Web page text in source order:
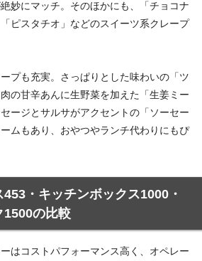
妙にマッチ。そのほかにも、「チョコナ
ピスタチオ」などのスイーツ系クレープ
プも充実。さっぱりとした味わいの「ツ
の甘辛あんに生野菜を加えた「生姜ミー
ージとサルサがアクセントの「ソーセー
ムもあり、おやつやランチ代わりにもぴ
・キッチンボックス1000・
1500の比較
はコストパフォーマンス高く、オペレー